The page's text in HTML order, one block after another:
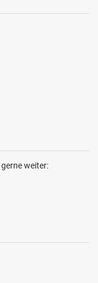
weiter: